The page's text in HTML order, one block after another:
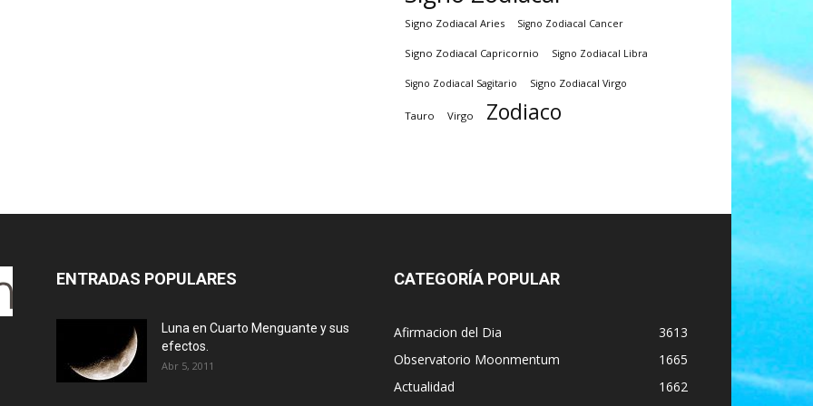
Signo Zodiacal Aries Signo Zodiacal Cancer
Signo Zodiacal Capricornio Signo Zodiacal Libra
Signo Zodiacal Sagitario Signo Zodiacal Virgo
Tauro Virgo Zodiaco
ENTRADAS POPULARES
Luna en Cuarto Menguante y sus
efectos.
Abr 5, 2011
CATEGORÍA POPULAR
Afirmacion del Dia
3613
Observatorio Moonmentum
1665
Actualidad
1662